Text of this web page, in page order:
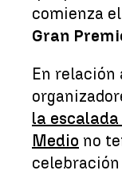
comienza
Gran
En relación
la
Medio no